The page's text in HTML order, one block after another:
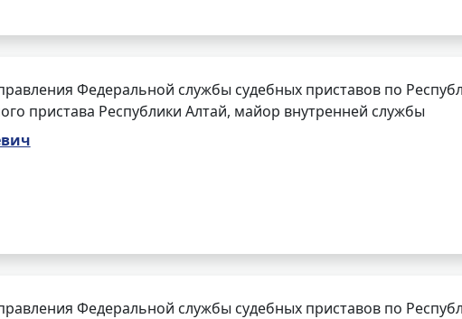
Федеральной службы судебных приставов по
пристава Республики Алтай, майор внутренней службы
Федеральной службы судебных приставов по